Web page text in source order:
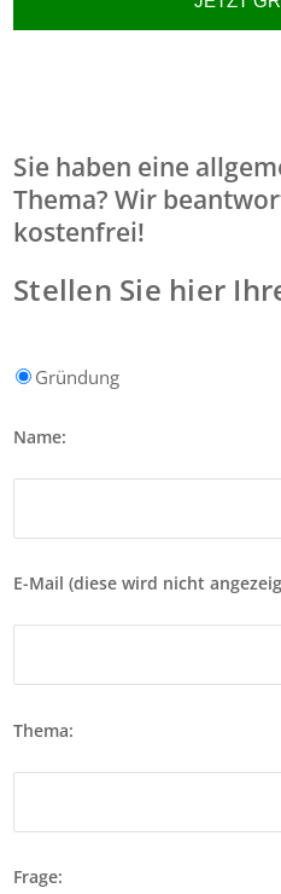
Sie haben eine
Thema? Wir
kostenfrei!
Stellen Sie hier
Gründung
Name:
E-Mail (diese wird nicht
Thema:
Frage: